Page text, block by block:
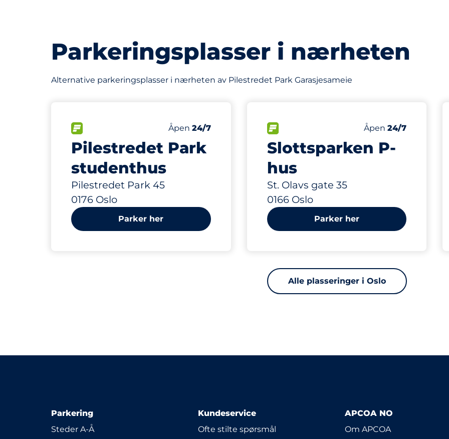
Parkeringsplasser i nærheten
Alternative parkeringsplasser i nærheten av Pilestredet Park Garasjesameie
Pilestredet Park
studenthus
Pilestredet Park 45
0176 Oslo
Antall parkeringsplasser:
Parkeringsplasser
28
Motorbike Spaces
3
Lørdag
Åpen 24/7
207 m
Parker her
Slottsparken P-
hus
St. Olavs gate 35
0166 Oslo
Antall
Parkeringsplasser
146
Lørdag
Åpen24/7
247 m
Parker her
Alle plasseringer i Oslo
Parkering
Steder A-Å
Kundeservice
Ofte stilte spørsmål
APCOA NO
Om APCOA